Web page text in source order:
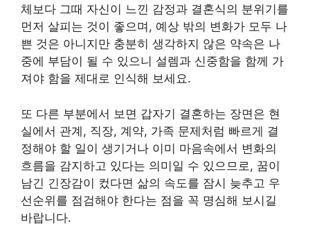
체보다 그때 자신이 느낀 감정과 결혼식의 분위기를
먼저 살피는 것이 좋으며, 예상 밖의 변화가 모두 나
쁜 것은 아니지만 충분히 생각하지 않은 약속은 나
중에 부담이 될 수 있으니 설렘과 신중함을 함께 가
져야 함을 제대로 인식해 보세요.
또 다른 부분에서 보면 갑자기 결혼하는 장면은 현
실에서 관계, 직장, 계약, 가족 문제처럼 빠르게 결
정해야 할 일이 생기거나 이미 마음속에서 변화의
흐름을 감지하고 있다는 의미일 수 있으므로, 꿈이
남긴 긴장감이 컸다면 삶의 속도를 잠시 늦추고 우
선순위를 점검해야 한다는 점을 꼭 명심해 보시길
바랍니다.